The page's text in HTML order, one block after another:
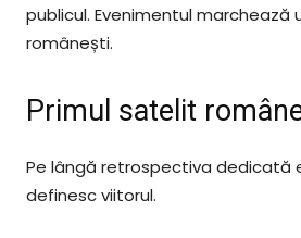
publicul. Evenimentul
românești.
Primul satelit
Pe lângă retrospectiva dedicată
definesc viitorul.